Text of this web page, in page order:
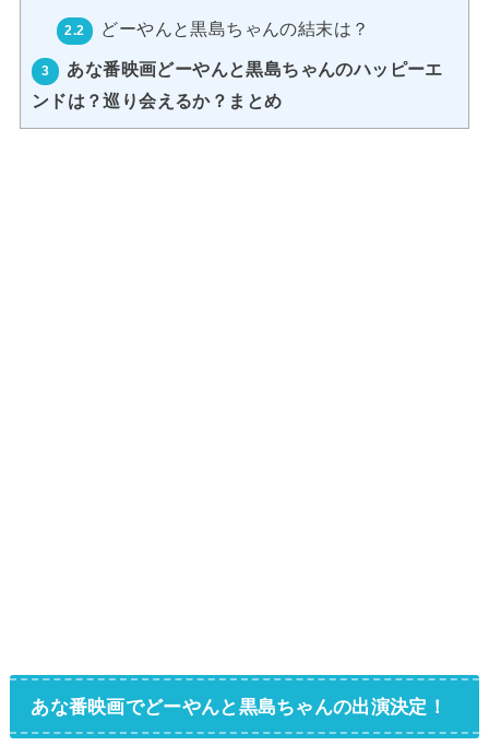
2.2 どーやんと黒島ちゃんの結末は？
3
あな番映画どーやんと黒島ちゃんのハッピーエ
ンドは？巡り会えるか？まとめ
あな番映画でどーやんと黒島ちゃんの出演決定！